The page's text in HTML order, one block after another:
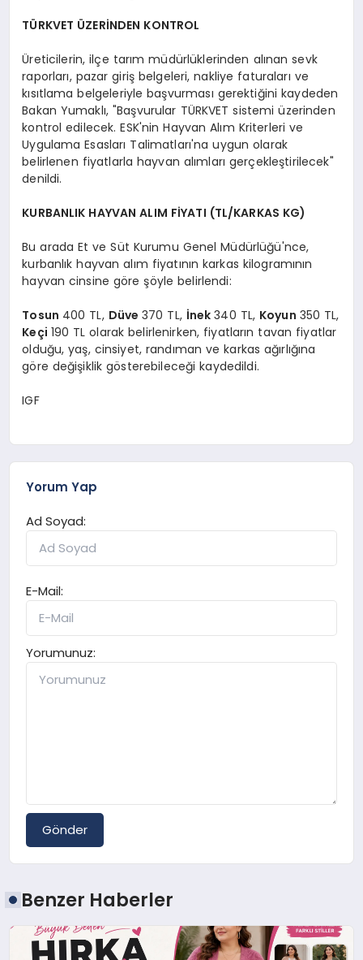
TÜRKVET ÜZERİNDEN KONTROL
Üreticilerin, ilçe tarım müdürlüklerinden alınan sevk
raporları, pazar giriş belgeleri, nakliye faturaları ve
kısıtlama belgeleriyle başvurması gerektiğini kaydeden
Bakan Yumaklı, "Başvurular TÜRKVET sistemi üzerinden
kontrol edilecek. ESK'nin Hayvan Alım Kriterleri ve
Uygulama Esasları Talimatları'na uygun olarak
belirlenen fiyatlarla hayvan alımları gerçekleştirilecek"
denildi.
KURBANLIK HAYVAN ALIM FİYATI (TL/KARKAS KG)
Bu arada Et ve Süt Kurumu Genel Müdürlüğü'nce,
kurbanlık hayvan alım fiyatının karkas kilogramının
hayvan cinsine göre şöyle belirlendi:
Tosun 400 TL, Düve370 TL, İnek340 TL, Koyun 350 TL,
Keçi 190 TL olarak belirlenirken, fiyatların tavan fiyatlar
olduğu, yaş, cinsiyet, randıman ve karkas ağırlığına
göre değişiklik gösterebileceği kaydedildi.
IGF
Yorum Yap
Ad Soyad:
E-Mail:
Yorumunuz:
Gönder
Benzer Haberler